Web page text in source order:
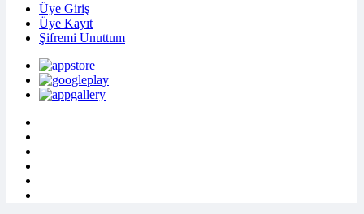
Üye Giriş
Üye Kayıt
Şifremi Unuttum